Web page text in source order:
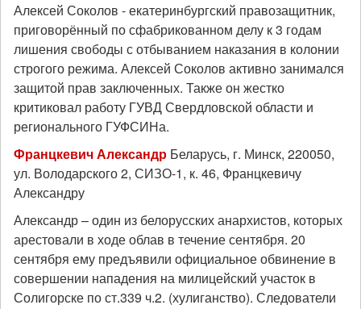
Алексей Соколов - екатеринбургский правозащитник,
приговорённый по сфабрикованном делу к 3 годам
лишения свободы с отбыванием наказания в колонии
строгого режима. Алексей Соколов активно занимался
защитой прав заключенных. Также он жестко
критиковал работу ГУВД Свердловской области и
регионального ГУФСИНа.
Францкевич Александр Беларусь, г. Минск, 220050,
ул. Володарского 2, СИЗО-1, к. 46, Францкевичу
Александру
Александр – один из белорусских анархистов, которых
арестовали в ходе облав в течение сентября. 20
сентября ему предъявили официальное обвинение в
совершении нападения на милицейский участок в
Солигорске по ст.339 ч.2. (хулиганство). Следователи